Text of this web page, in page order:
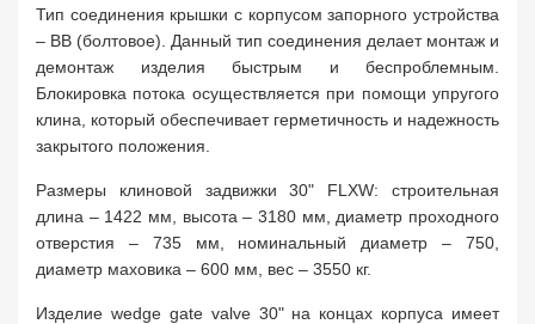
Тип соединения крышки с корпусом запорного устройства
– BB (болтовое). Данный тип соединения делает монтаж и
демонтаж изделия быстрым и беспроблемным.
Блокировка потока осуществляется при помощи упругого
клина, который обеспечивает герметичность и надежность
закрытого положения.
Размеры клиновой задвижки 30" FLXW: строительная
длина – 1422 мм, высота – 3180 мм, диаметр проходного
отверстия – 735 мм, номинальный диаметр – 750,
диаметр маховика – 600 мм, вес – 3550 кг.
Изделие wedge gate valve 30" на концах корпуса имеет